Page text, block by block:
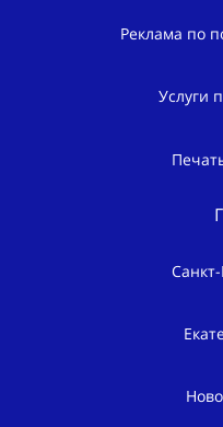
Реклама по
Услуги